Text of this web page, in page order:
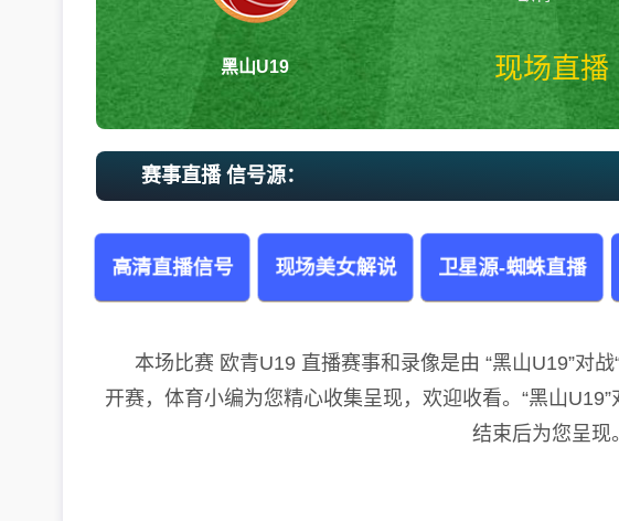
黑山U19 现场直播
赛事直播 信号源：
高清直播信号 现场美女解说 卫星源-蜘蛛直播
本场比赛 欧青U19 直播赛事和录像是由 “黑山U19”对
开赛，体育小编为您精心收集呈现，欢迎收看。“黑山
结束后为您呈现。